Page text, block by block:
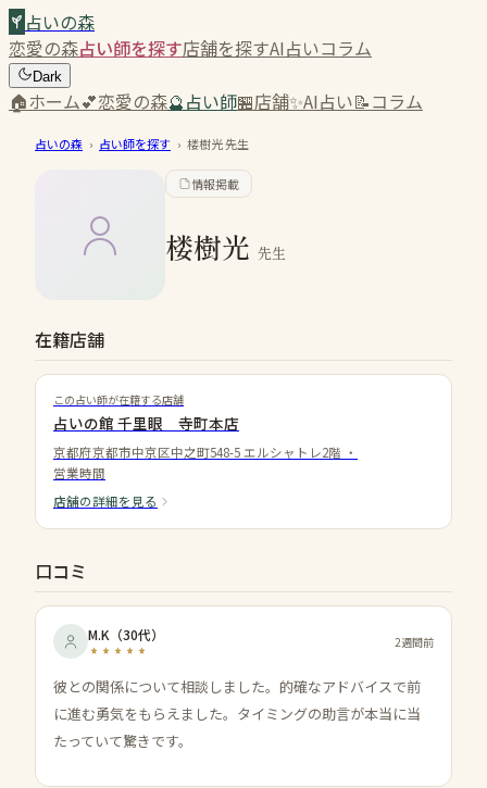
占いの森
恋愛の森占い師を探す店舗を探すAI占いコラム
Dark
🏠ホーム💕恋愛の森🔮占い師🏪店舗✨AI占い📝コラム
占いの森 › 占い師を探す › 楼樹光先生
情報掲載
楼樹光 先生
在籍店舗
この占い師が在籍する店舗
占いの館 千里眼 寺町本店
京都府京都市中京区中之町548-5 エルシャトレ2階 ・
営業時間
店舗の詳細を見る
口コミ
M.K （30代） 2週間前
彼との関係について相談しました。的確なアドバイスで前
に進む勇気をもらえました。タイミングの助言が本当に当
たっていて驚きです。